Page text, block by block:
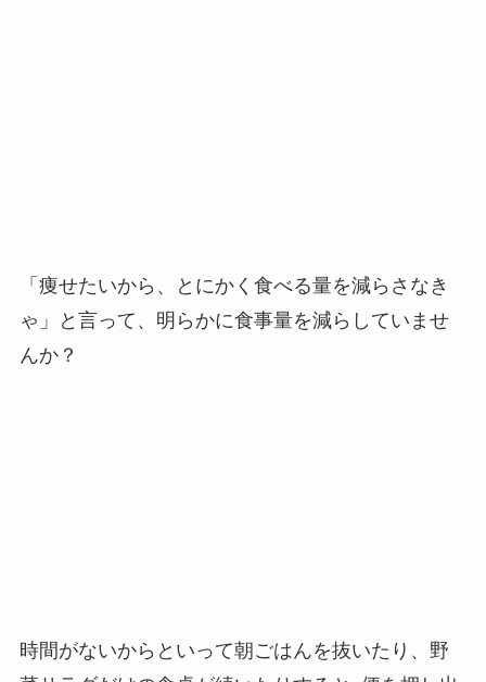
「痩せたいから、とにかく食べる量を減らさなき
ゃ」と言って、明らかに食事量を減らしていませ
んか？
時間がないからといって朝ごはんを抜いたり、野